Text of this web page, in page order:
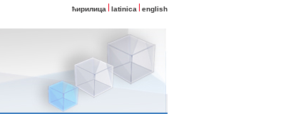
ћирилица latinica english